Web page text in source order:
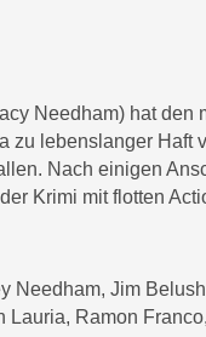
Needham) hat den
zu lebenslanger Haft
Nach einigen
Krimi mit flotten
Needham, Jim
Ramon